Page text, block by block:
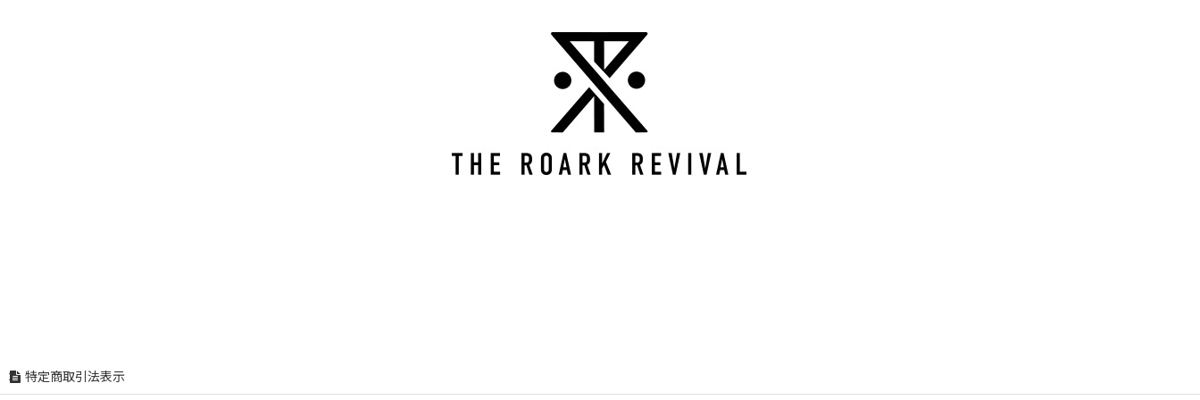
特定商取引法表示